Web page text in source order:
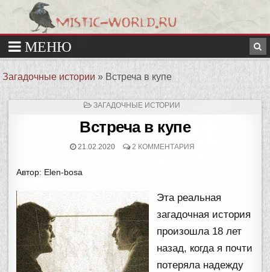
Загадочные истории» Встреча в купе
ОПУБЛИКОВАНО
ЗАГАДОЧНЫЕ ИСТОРИИ
Встреча в купе
21.02.2020 2 КОММЕНТАРИЯ
Автор: Elen-bosa
Эта реальная
загадочная история
произошла 18 лет
назад, когда я почти
потеряла надежду